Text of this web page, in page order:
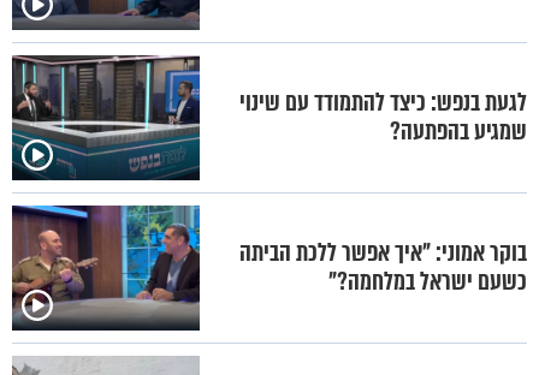
לגעת בנפש: כיצד להתמודד עם שינוי
שמגיע בהפתעה?
בוקר אמוני: "איך אפשר ללכת הביתה
כשעם ישראל במלחמה?"